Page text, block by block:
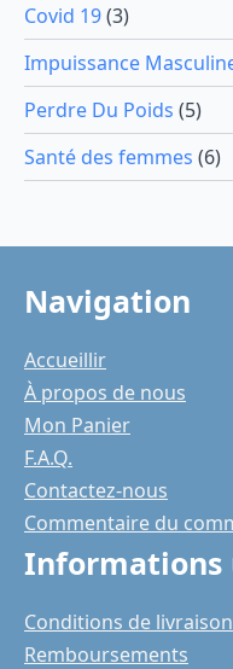
Covid 19(3)
Impuissance
Perdre Du Poids (5)
Santé des femmes (6)
Navigation
Accueillir
À propos de nous
Mon Panier
F.A.Q.
Contactez-nous
Commentaire du
Informations
Conditions de livraison
Remboursements